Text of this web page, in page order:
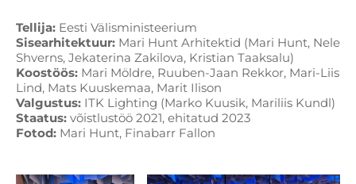
Tellija: Eesti Välisministeerium
Sisearhitektuur: Mari Hunt Arhitektid (Mari Hunt, Nele
Shverns, Jekaterina Zakilova, Kristian Taaksalu)
Koostöös: Mari Möldre, Ruuben-Jaan Rekkor, Mari-Liis
Lind, Mats Kuuskemaa, Marit Ilison
Valgustus: ITK Lighting (Marko Kuusik, Mariliis Kundl)
Staatus: võistlustöö 2021, ehitatud 2023
Fotod: Mari Hunt, Finabarr Fallon